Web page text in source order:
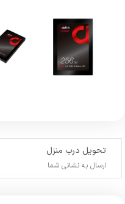
تحویل درب منزل
ارسال به نشانی شما